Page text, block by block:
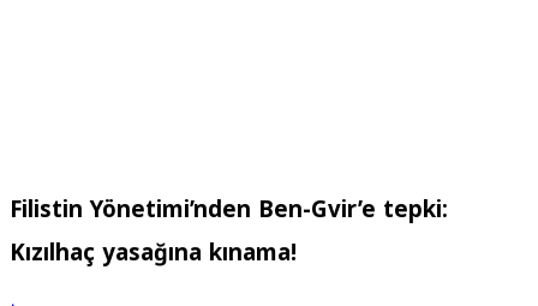
Filistin Yönetimi’nden Ben-Gvir’e tepki:
Kızılhaç yasağına kınama!